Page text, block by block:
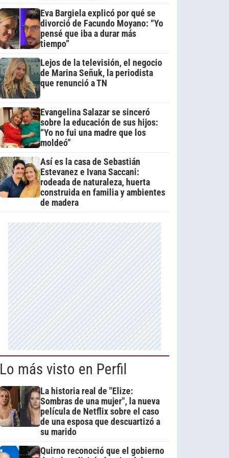
Eva Bargiela explicó por qué se
divorció de Facundo Moyano: “Yo
pensé que iba a durar más
tiempo”
Lejos de la televisión, el negocio
de Marina Señuk, la periodista
que renunció a TN
Evangelina Salazar se sinceró
sobre la educación de sus hijos:
“Yo no fui una madre que los
moldeó”
Así es la casa de Sebastián
Estevanez e Ivana Saccani:
rodeada de naturaleza, huerta
construida en familia y ambientes
de madera
Lo más visto en Perfil
La historia real de "Elize:
Sombras de una mujer", la nueva
película de Netflix sobre el caso
de una esposa que descuartizó a
su marido
Quirno reconoció que el gobierno